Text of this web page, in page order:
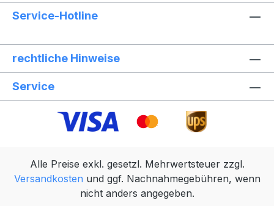
Service-Hotline
rechtliche Hinweise
Service
Alle Preise exkl. gesetzl. Mehrwertsteuer zzgl.
Versandkosten und ggf. Nachnahmegebühren, wenn
nicht anders angegeben.